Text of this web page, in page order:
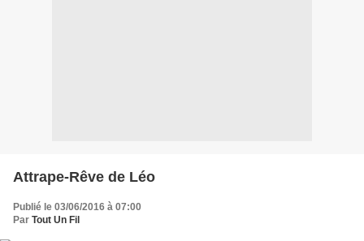
Attrape-Rêve de Léo
Publié le 03/06/2016 à 07:00
Par Tout Un Fil